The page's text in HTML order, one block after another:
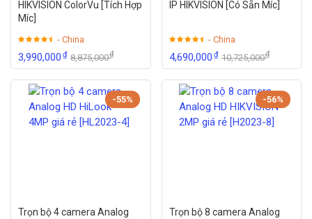
HIKVISION ColorVu [Tích Hợp
Míc]
- China
3,990,000₫ 8,875,000₫
IP HIKVISION [Có Sẵn Míc]
- China
4,690,000₫ 10,725,000₫
-55%
Trọn bộ 4 camera Analog
-56%
Trọn bộ 8 camera Analog